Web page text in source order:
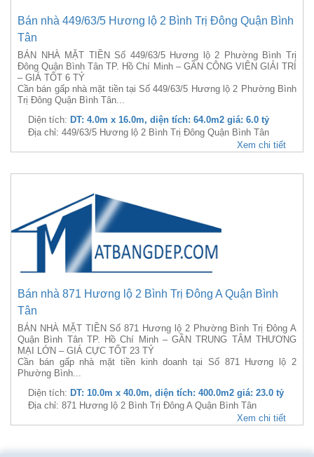
Bán nhà 449/63/5 Hương lộ 2 Bình Trị Đông Quận Bình
Tân
BÁN NHÀ MẶT TIỀN Số 449/63/5 Hương lộ 2 Phường Bình Trị
Đông Quận Bình Tân TP. Hồ Chí Minh – GẦN CÔNG VIÊN GIẢI TRÍ
– GIÁ TỐT 6 TỶ
Cần bán gấp nhà mặt tiền tại Số 449/63/5 Hương lộ 2 Phường Bình
Trị Đông Quận Bình Tân...
Diện tích: DT: 4.0m x 16.0m, diện tích: 64.0m2 giá: 6.0 tỷ
Địa chỉ: 449/63/5 Hương lộ 2 Bình Trị Đông Quận Bình Tân
Xem chi tiết
Bán nhà 871 Hương lộ 2 Bình Trị Đông A Quận Bình
Tân
BÁN NHÀ MẶT TIỀN Số 871 Hương lộ 2 Phường Bình Trị Đông A
Quận Bình Tân TP. Hồ Chí Minh – GẦN TRUNG TÂM THƯƠNG
MẠI LỚN – GIÁ CỰC TỐT 23 TỶ
Cần bán gấp nhà mặt tiền kinh doanh tại Số 871 Hương lộ 2
Phường Bình...
Diện tích: DT: 10.0m x 40.0m, diện tích: 400.0m2 giá: 23.0 tỷ
Địa chỉ: 871 Hương lộ 2 Bình Trị Đông A Quận Bình Tân
Xem chi tiết